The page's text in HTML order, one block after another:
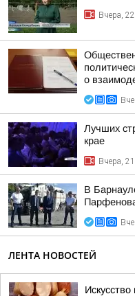
Вчера,
о
Лучших
крае
Вчера,
В
ЛЕНТА НОВОСТЕЙ
Искусство